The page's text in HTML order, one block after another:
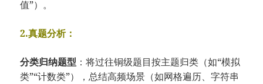
值”）。
​2.真题分析​​：
​分类归纳题型​ ​：将过往铜级题目按主题归类（如“模拟
类”“计数类”），总结高频场景（如网格遍历、字符串